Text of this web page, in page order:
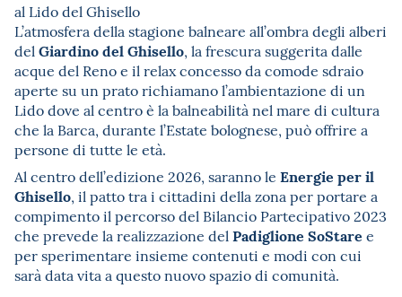
al Lido del Ghisello
L’atmosfera della stagione balneare all’ombra degli alberi
del Giardino del Ghisello, la frescura suggerita dalle
acque del Reno e il relax concesso da comode sdraio
aperte su un prato richiamano l’ambientazione di un
Lido dove al centro è la balneabilità nel mare di cultura
che la Barca, durante l’Estate bolognese, può offrire a
persone di tutte le età.
Al centro dell’edizione 2026, saranno le Energie per il
Ghisello, il patto tra i cittadini della zona per portare a
compimento il percorso del Bilancio Partecipativo 2023
che prevede la realizzazione del Padiglione SoStare e
per sperimentare insieme contenuti e modi con cui
sarà data vita a questo nuovo spazio di comunità.